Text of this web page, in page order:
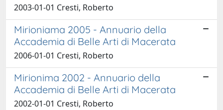
2003-01-01 Cresti, Roberto
Mirioniama 2005 - Annuario della
Accademia di Belle Arti di Macerata
2006-01-01 Cresti, Roberto
Mirionima 2002 - Annuario della
Accademia di Belle Arti di Macerata
2002-01-01 Cresti, Roberto